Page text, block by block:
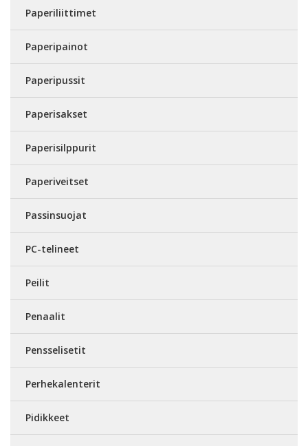
Paperiliittimet
Paperipainot
Paperipussit
Paperisakset
Paperisilppurit
Paperiveitset
Passinsuojat
PC-telineet
Peilit
Penaalit
Pensselisetit
Perhekalenterit
Pidikkeet